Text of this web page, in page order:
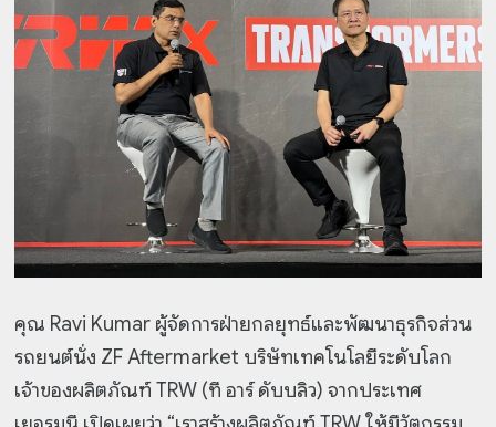
คุณ Ravi Kumar ผู้จัดการฝ่ายกลยุทธ์และพัฒนาธุรกิจส่วน
รถยนต์นั่ง ZF Aftermarket บริษัทเทคโนโลยีระดับโลก
เจ้าของผลิตภัณฑ์ TRW (ที อาร์ ดับบลิว) จากประเทศ